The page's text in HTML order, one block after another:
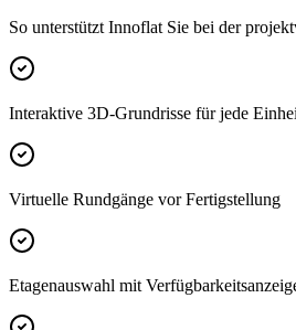
So unterstützt Innoflat Sie bei der
Interaktive 3D-Grundrisse für jede
Virtuelle Rundgänge vor Fertigstellung
Etagenauswahl mit